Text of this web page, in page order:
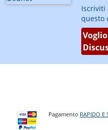
Iscriviti
questo
Pagamento RAPIDO E